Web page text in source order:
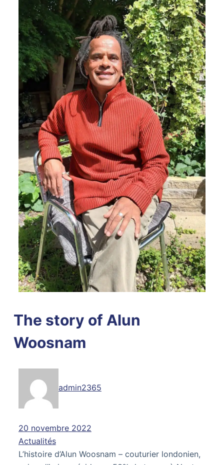
The story of Alun
Woosnam
admin2365
20 novembre 2022
Actualités
L’histoire d’Alun Woosnam – couturier londonien,